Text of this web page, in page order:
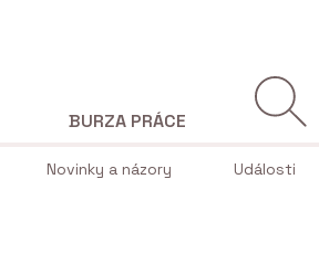
Novinky a názory Události
BURZA PRÁCE